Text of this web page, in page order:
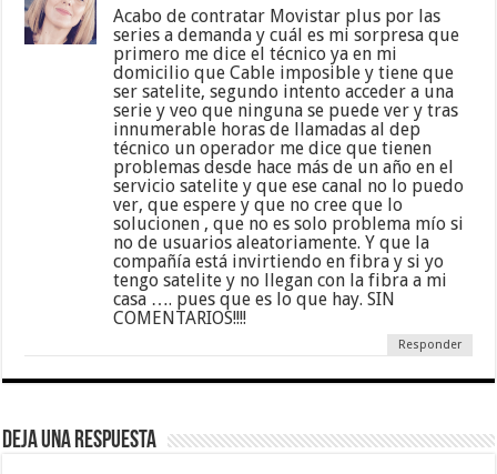
Acabo de contratar Movistar plus por las
series a demanda y cuál es mi sorpresa que
primero me dice el técnico ya en mi
domicilio que Cable imposible y tiene que
ser satelite, segundo intento acceder a una
serie y veo que ninguna se puede ver y tras
innumerable horas de llamadas al dep
técnico un operador me dice que tienen
problemas desde hace más de un año en el
servicio satelite y que ese canal no lo puedo
ver, que espere y que no cree que lo
solucionen , que no es solo problema mío si
no de usuarios aleatoriamente. Y que la
compañía está invirtiendo en fibra y si yo
tengo satelite y no llegan con la fibra a mi
casa …. pues que es lo que hay. SIN
COMENTARIOS!!!!
Responder
Deja una respuesta